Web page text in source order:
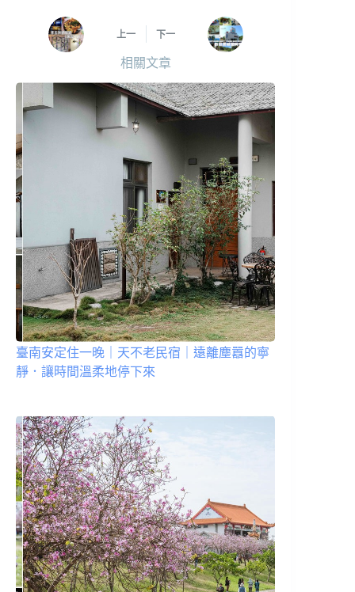
上一 下一
相關文章
臺南安定住一晚｜天不老民宿｜遠離塵囂的寧
靜．讓時間溫柔地停下來